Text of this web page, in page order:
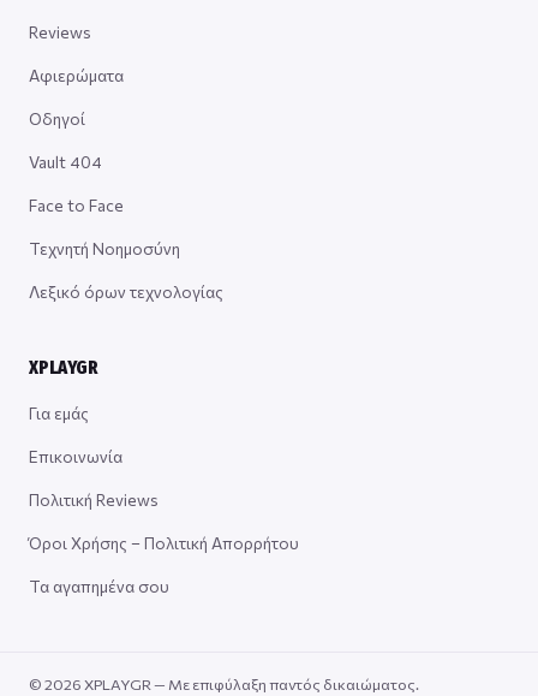
Reviews
Αφιερώματα
Οδηγοί
Vault 404
Face to Face
Τεχνητή Νοημοσύνη
Λεξικό όρων τεχνολογίας
XPLAYGR
Για εμάς
Επικοινωνία
Πολιτική Reviews
Όροι Χρήσης – Πολιτική Απορρήτου
Τα αγαπημένα σου
© 2026 XPLAYGR — Με επιφύλαξη παντός δικαιώματος.